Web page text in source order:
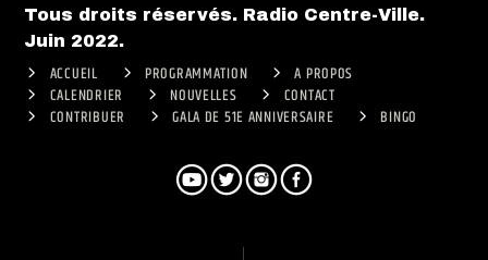
Tous droits réservés. Radio Centre-Ville.
Juin 2022.
ACCUEIL PROGRAMMATION
A PROPOS
CALENDRIER
NOUVELLES
CONTACT
CONTRIBUER
GALA DE 51E ANNIVERSAIRE BINGO